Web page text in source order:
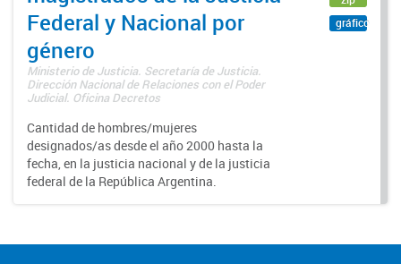
Federal y Nacional por
género
Ministerio de Justicia. Secretaría de Justicia.
Dirección Nacional de Relaciones con el Poder
Judicial. Oficina Decretos
Cantidad de hombres/mujeres
designados/as desde el año 2000 hasta la
fecha, en la justicia nacional y de la justicia
federal de la República Argentina.
gráfico